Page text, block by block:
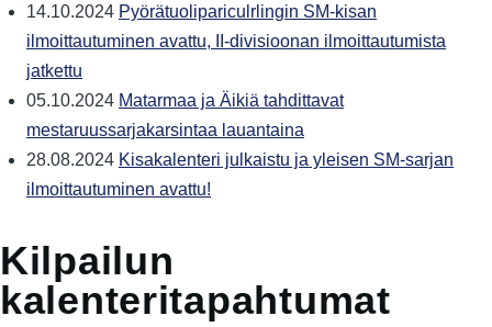
14.10.2024 Pyörätuolipariculrlingin SM-kisan
ilmoittautuminen avattu, II-divisioonan ilmoittautumista
jatkettu
05.10.2024 Matarmaa ja Äikiä tahdittavat
mestaruussarjakarsintaa lauantaina
28.08.2024 Kisakalenteri julkaistu ja yleisen SM-sarjan
ilmoittautuminen avattu!
Kilpailun
kalenteritapahtumat